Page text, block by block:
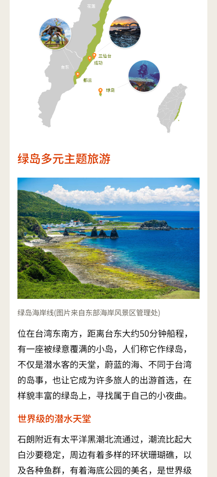
绿岛多元主题旅游
绿岛海岸线(图片来自东部海岸风景区管理处)
位在台湾东南方，距离台东大约50分钟船程，
有一座被绿意覆满的小岛，人们称它作绿岛，
不仅是潜水客的天堂，蔚蓝的海、不同于台湾
的岛事，也让它成为许多旅人的出游首选，在
样貌丰富的绿岛上，寻找属于自己的小夜曲。
世界级的潜水天堂
石朗附近有太平洋黑潮北流通过，潮流比起大
白沙要稳定，周边有着多样的环状珊瑚礁，以
及各种鱼群，有着海底公园的美名，是世界级